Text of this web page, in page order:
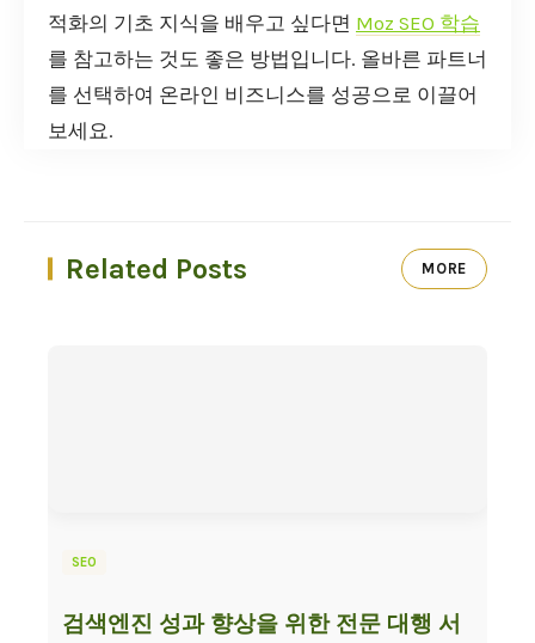
적화의 기초 지식을 배우고 싶다면 Moz SEO 학습
를 참고하는 것도 좋은 방법입니다. 올바른 파트너
를 선택하여 온라인 비즈니스를 성공으로 이끌어
보세요.
Related Posts MORE
SEO
검색엔진 성과 향상을 위한 전문 대행 서